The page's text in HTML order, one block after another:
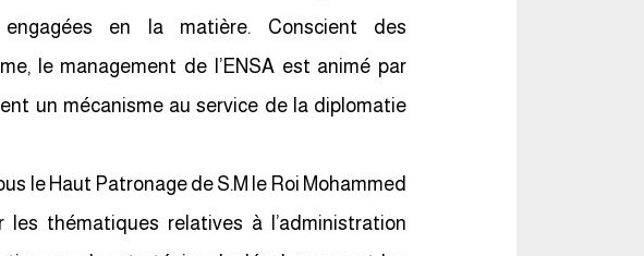
engagées en la matière. Conscient des
le management de l’ENSA est animé par
un mécanisme au service de la diplomatie
le Haut Patronage de S.M le Roi Mohammed
thématiques relatives à l’administration